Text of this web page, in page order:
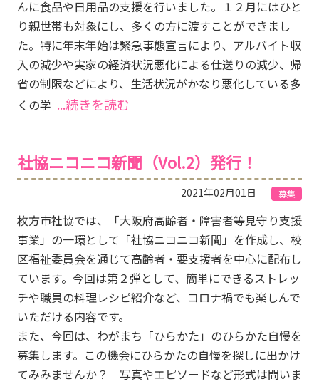
んに食品や日用品の支援を行いました。１２月にはひと
り親世帯も対象にし、多くの方に渡すことができまし
た。特に年末年始は緊急事態宣言により、アルバイト収
入の減少や実家の経済状況悪化による仕送りの減少、帰
省の制限などにより、生活状況がかなり悪化している多
くの学 ...続きを読む
社協ニコニコ新聞（Vol.2）発行！
2021年02月01日 募集
枚方市社協では、「大阪府高齢者・障害者等見守り支援
事業」の一環として「社協ニコニコ新聞」を作成し、校
区福祉委員会を通じて高齢者・要支援者を中心に配布し
ています。今回は第２弾として、簡単にできるストレッ
チや職員の料理レシピ紹介など、コロナ禍でも楽しんで
いただける内容です。
また、今回は、わがまち「ひらかた」のひらかた自慢を
募集します。この機会にひらかたの自慢を探しに出かけ
てみみませんか？ 写真やエピソードなど形式は問いま